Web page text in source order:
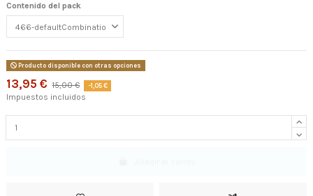
Contenido del pack
Producto disponible con otras opciones
13,95 € 15,00 € -1,05 €
Impuestos incluidos